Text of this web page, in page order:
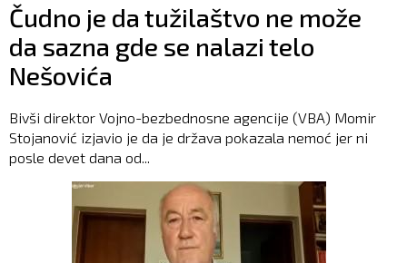
Čudno je da tužilaštvo ne može
da sazna gde se nalazi telo
Nešovića
Bivši direktor Vojno-bezbednosne agencije (VBA) Momir
Stojanović izjavio je da je država pokazala nemoć jer ni
posle devet dana od...